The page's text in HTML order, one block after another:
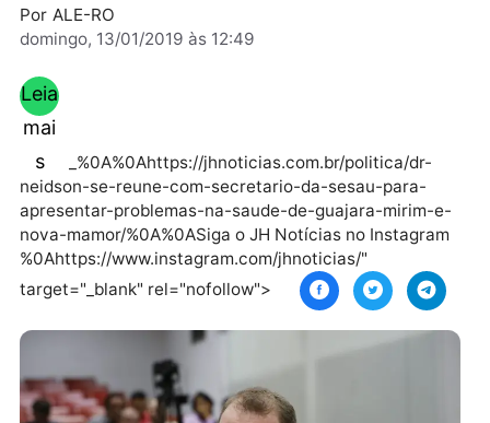
disponibilizei para a conclusão das ...
Por
domingo, 13/01/2019 às 12:49
Leia
mai
s
_%0A%0Ahttps://jhnoticias.com.br/politica/dr-
neidson-se-reune-com-secretario-da-sesau-para-
apresentar-problemas-na-saude-de-guajara-mirim-
%0Ahttps://www.instagram.com/jhnoticias/"
target="_blank" rel="nofollow">